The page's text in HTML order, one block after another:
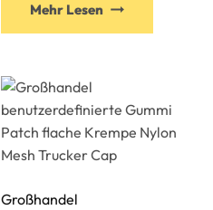
Mehr Lesen
Großhandel